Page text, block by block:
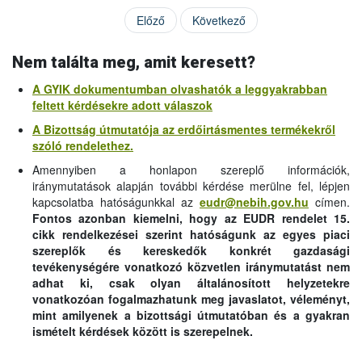
Előző Következő
Nem találta meg, amit keresett?
A GYIK dokumentumban olvashatók a leggyakrabban
feltett kérdésekre adott válaszok
A Bizottság útmutatója az erdőirtásmentes termékekről
szóló rendelethez.
Amennyiben a honlapon szereplő információk,
iránymutatások alapján további kérdése merülne fel, lépjen
kapcsolatba hatóságunkkal az eudr@nebih.gov.hu címen.
Fontos azonban kiemelni, hogy az EUDR rendelet 15.
cikk rendelkezései szerint hatóságunk az egyes piaci
szereplők és kereskedők konkrét gazdasági
tevékenységére vonatkozó közvetlen iránymutatást nem
adhat ki, csak olyan általánosított helyzetekre
vonatkozóan fogalmazhatunk meg javaslatot, véleményt,
mint amilyenek a bizottsági útmutatóban és a gyakran
ismételt kérdések között is szerepelnek.